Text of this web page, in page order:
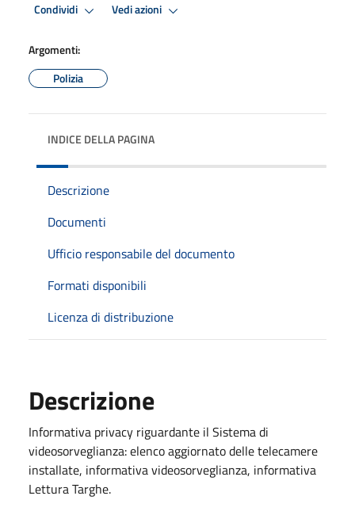
Condividi Vedi azioni
Argomenti:
Polizia
INDICE DELLA PAGINA
Descrizione
Documenti
Ufficio responsabile del documento
Formati disponibili
Licenza di distribuzione
Descrizione
Informativa privacy riguardante il Sistema di
videosorveglianza: elenco aggiornato delle telecamere
installate, informativa videosorveglianza, informativa
Lettura Targhe.